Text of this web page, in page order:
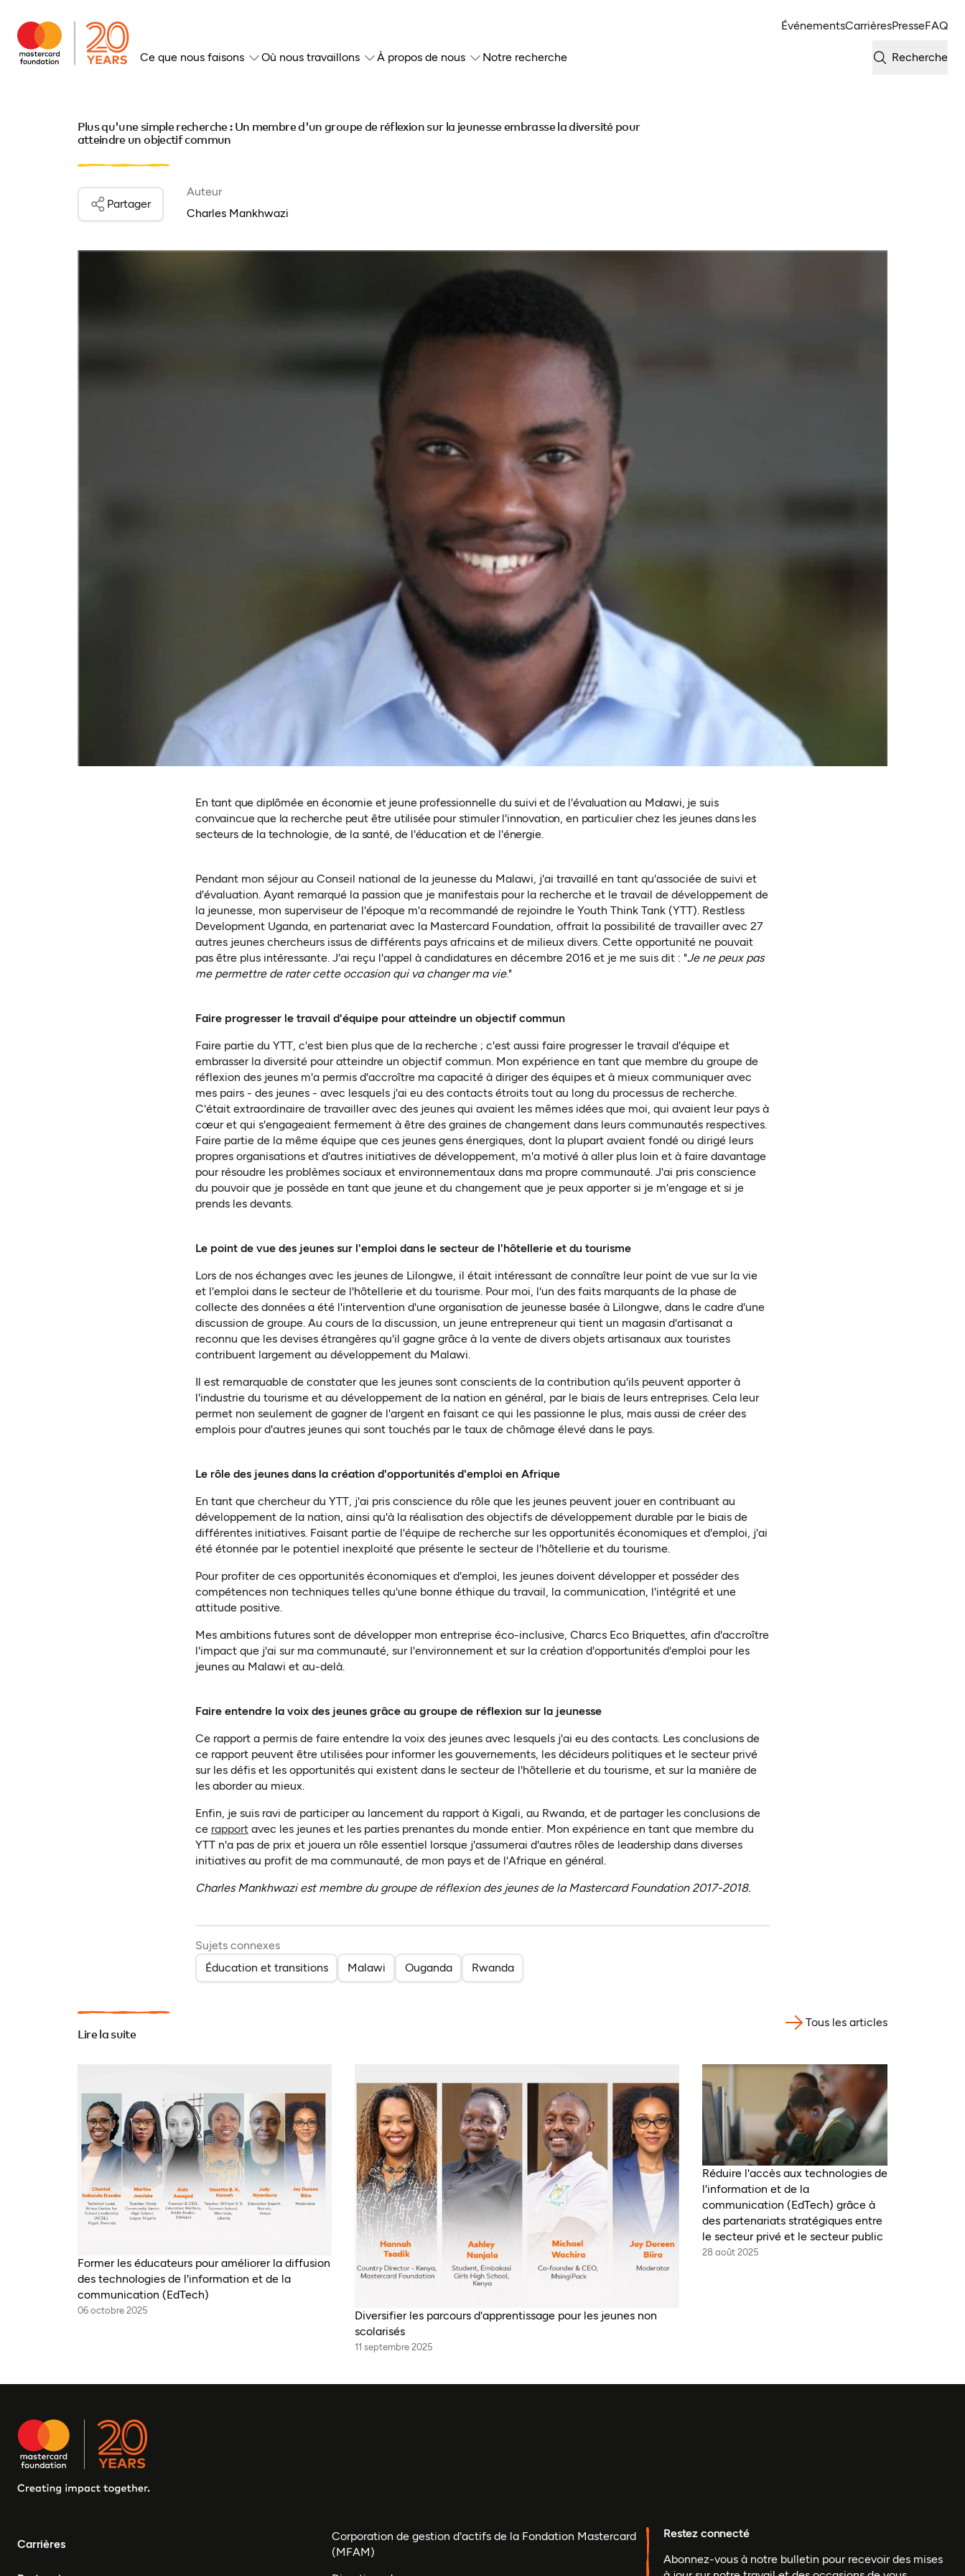
ÉvénementsCarrièresPresseFAQ
Ce que nous faisons Où nous travaillons À propos de nous Notre recherche Recherche
Plus qu'une simple recherche : Un membre d'un groupe de réflexion sur la jeunesse embrasse la diversité pour
atteindre un objectif commun
Auteur
Charles Mankhwazi
Partager
En tant que diplômée en économie et jeune professionnelle du suivi et de l'évaluation au Malawi, je suis
convaincue que la recherche peut être utilisée pour stimuler l'innovation, en particulier chez les jeunes dans les
secteurs de la technologie, de la santé, de l'éducation et de l'énergie.
Pendant mon séjour au Conseil national de la jeunesse du Malawi, j'ai travaillé en tant qu'associée de suivi et
d'évaluation. Ayant remarqué la passion que je manifestais pour la recherche et le travail de développement de
la jeunesse, mon superviseur de l'époque m'a recommandé de rejoindre le Youth Think Tank (YTT). Restless
Development Uganda, en partenariat avec la Mastercard Foundation, offrait la possibilité de travailler avec 27
autres jeunes chercheurs issus de différents pays africains et de milieux divers. Cette opportunité ne pouvait
pas être plus intéressante. J'ai reçu l'appel à candidatures en décembre 2016 et je me suis dit : "Je ne peux pas
me permettre de rater cette occasion qui va changer ma vie."
Faire progresser le travail d'équipe pour atteindre un objectif commun
Faire partie du YTT, c'est bien plus que de la recherche ; c'est aussi faire progresser le travail d'équipe et
embrasser la diversité pour atteindre un objectif commun. Mon expérience en tant que membre du groupe de
réflexion des jeunes m'a permis d'accroître ma capacité à diriger des équipes et à mieux communiquer avec
mes pairs - des jeunes - avec lesquels j'ai eu des contacts étroits tout au long du processus de recherche.
C'était extraordinaire de travailler avec des jeunes qui avaient les mêmes idées que moi, qui avaient leur pays à
cœur et qui s'engageaient fermement à être des graines de changement dans leurs communautés respectives.
Faire partie de la même équipe que ces jeunes gens énergiques, dont la plupart avaient fondé ou dirigé leurs
propres organisations et d'autres initiatives de développement, m'a motivé à aller plus loin et à faire davantage
pour résoudre les problèmes sociaux et environnementaux dans ma propre communauté. J'ai pris conscience
du pouvoir que je possède en tant que jeune et du changement que je peux apporter si je m'engage et si je
prends les devants.
Le point de vue des jeunes sur l'emploi dans le secteur de l'hôtellerie et du tourisme
Lors de nos échanges avec les jeunes de Lilongwe, il était intéressant de connaître leur point de vue sur la vie
et l'emploi dans le secteur de l'hôtellerie et du tourisme. Pour moi, l'un des faits marquants de la phase de
collecte des données a été l'intervention d'une organisation de jeunesse basée à Lilongwe, dans le cadre d'une
discussion de groupe. Au cours de la discussion, un jeune entrepreneur qui tient un magasin d'artisanat a
reconnu que les devises étrangères qu'il gagne grâce à la vente de divers objets artisanaux aux touristes
contribuent largement au développement du Malawi.
Il est remarquable de constater que les jeunes sont conscients de la contribution qu'ils peuvent apporter à
l'industrie du tourisme et au développement de la nation en général, par le biais de leurs entreprises. Cela leur
permet non seulement de gagner de l'argent en faisant ce qui les passionne le plus, mais aussi de créer des
emplois pour d'autres jeunes qui sont touchés par le taux de chômage élevé dans le pays.
Le rôle des jeunes dans la création d'opportunités d'emploi en Afrique
En tant que chercheur du YTT, j'ai pris conscience du rôle que les jeunes peuvent jouer en contribuant au
développement de la nation, ainsi qu'à la réalisation des objectifs de développement durable par le biais de
différentes initiatives. Faisant partie de l'équipe de recherche sur les opportunités économiques et d'emploi, j'ai
été étonnée par le potentiel inexploité que présente le secteur de l'hôtellerie et du tourisme.
Pour profiter de ces opportunités économiques et d'emploi, les jeunes doivent développer et posséder des
compétences non techniques telles qu'une bonne éthique du travail, la communication, l'intégrité et une
attitude positive.
Mes ambitions futures sont de développer mon entreprise éco-inclusive, Charcs Eco Briquettes, afin d'accroître
l'impact que j'ai sur ma communauté, sur l'environnement et sur la création d'opportunités d'emploi pour les
jeunes au Malawi et au-delà.
Faire entendre la voix des jeunes grâce au groupe de réflexion sur la jeunesse
Ce rapport a permis de faire entendre la voix des jeunes avec lesquels j'ai eu des contacts. Les conclusions de
ce rapport peuvent être utilisées pour informer les gouvernements, les décideurs politiques et le secteur privé
sur les défis et les opportunités qui existent dans le secteur de l'hôtellerie et du tourisme, et sur la manière de
les aborder au mieux.
Enfin, je suis ravi de participer au lancement du rapport à Kigali, au Rwanda, et de partager les conclusions de
ce rapport(ouvre dans un nouvel onglet)
avec les jeunes et les parties prenantes du monde entier. Mon expérience en tant que membre du
YTT n'a pas de prix et jouera un rôle essentiel lorsque j'assumerai d'autres rôles de leadership dans diverses
initiatives au profit de ma communauté, de mon pays et de l'Afrique en général.
Charles Mankhwazi est membre du groupe de réflexion des jeunes de la Mastercard Foundation 2017-2018.
Sujets connexes
Éducation et transitions
Malawi Ouganda Rwanda
Lire la suite
Tous les articles
Former les éducateurs pour améliorer la diffusion
des technologies de l'information et de la
communication (EdTech)
06 octobre 2025
Diversifier les parcours d'apprentissage pour les jeunes non
scolarisés
11 septembre 2025
Réduire l'accès aux technologies de
l'information et de la
communication (EdTech) grâce à
des partenariats stratégiques entre
le secteur privé et le secteur public
28 août 2025
Carrières
Corporation de gestion d'actifs de la Fondation Mastercard
(MFAM)
Restez connecté
Abonnez-vous à notre bulletin pour recevoir des mises